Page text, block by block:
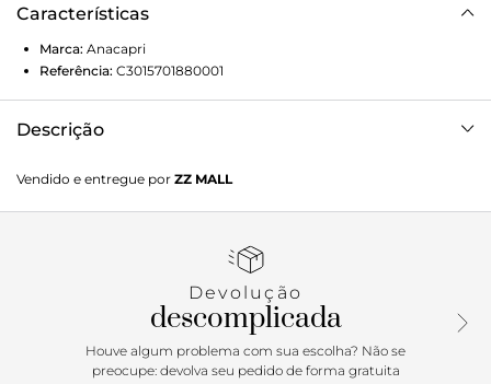
Características
Marca: Anacapri
Referência: C3015701880001
Descrição
apresenta cabedal em material similar ao couro, com
aplicação de manta suede glam. Com solado rasteiro
arredondada. Apresenta cabedal com tira mais larga e
sobre os dedos e peito de pé. Traz palmilha acolchoada de
mesmo tom da rasteirinha, com assinatura Anacapri.
Aberta, a rasteirinha exibe todo o pé. Porque Apostar: É
tempo de celebrar com um toque glam aos seus pés! A
Vendido e entregue por ZZ MALL
Devolução
descomplicada
Houve algum problema com sua escolha? Não se
preocupe: devolva seu pedido de forma gratuita